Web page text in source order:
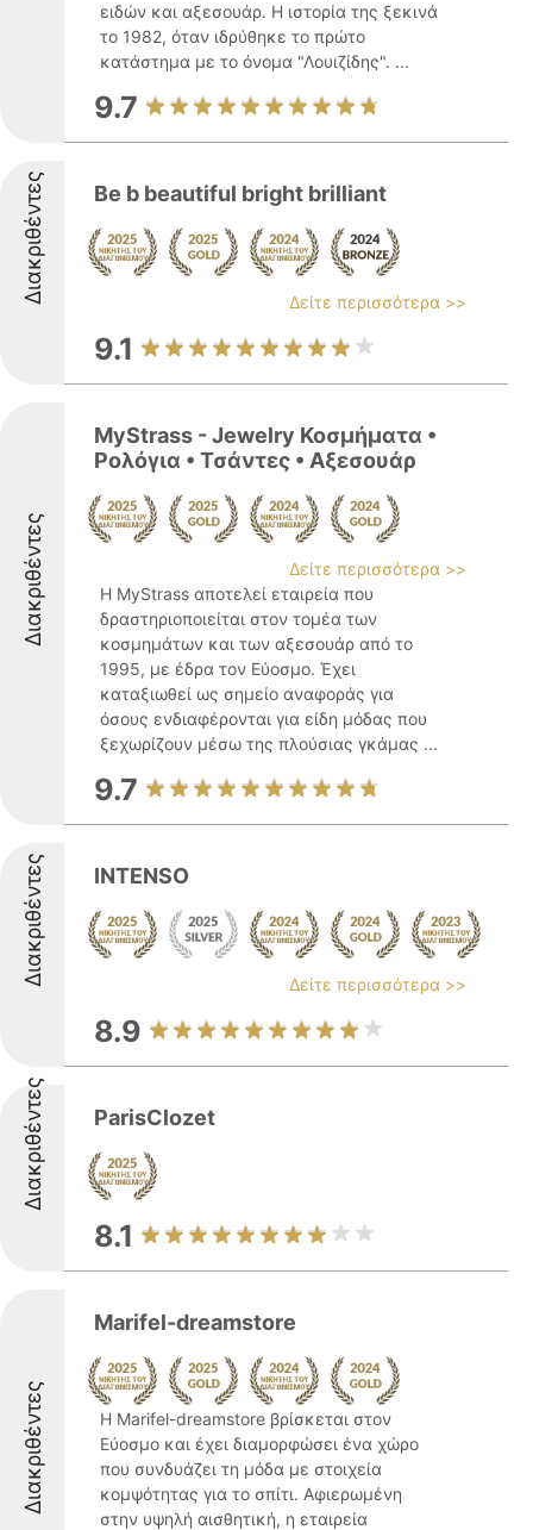
ειδών και αξεσουάρ. Η ιστορία της ξεκινά
το 1982, όταν ιδρύθηκε το πρώτο
κατάστημα με το όνομα "Λουιζίδης". ...
9.7
Διακριθέντες Be b beautiful bright brilliant
Δείτε περισσότερα >>
9.1
Διακριθέντες
MyStrass - Jewelry Koσμήματα •
Ρολόγια • Τσάντες • Αξεσουάρ
Δείτε περισσότερα >>
Η MyStrass αποτελεί εταιρεία που
δραστηριοποιείται στον τομέα των
κοσμημάτων και των αξεσουάρ από το
1995, με έδρα τον Εύοσμο. Έχει
καταξιωθεί ως σημείο αναφοράς για
όσους ενδιαφέρονται για είδη μόδας που
ξεχωρίζουν μέσω της πλούσιας γκάμας ...
9.7
Διακριθέντες INTENSO
Δείτε περισσότερα >>
8.9
Διακριθέντες ParisClozet
8.1
Διακριθέντες
Marifel-dreamstore
Η Marifel-dreamstore βρίσκεται στον
Εύοσμο και έχει διαμορφώσει ένα χώρο
που συνδυάζει τη μόδα με στοιχεία
κομψότητας για το σπίτι. Αφιερωμένη
στην υψηλή αισθητική, η εταιρεία